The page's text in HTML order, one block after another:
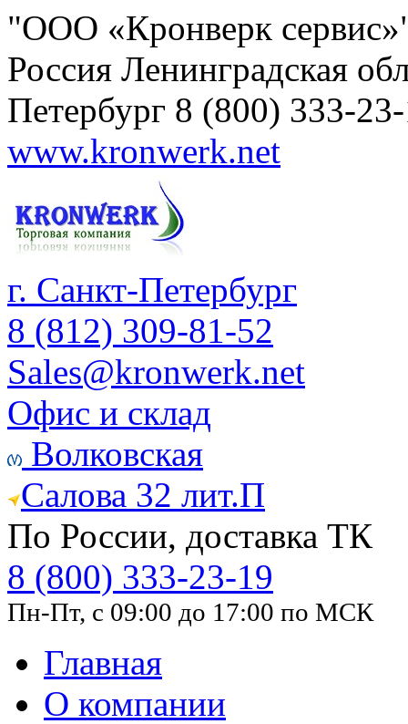
"ООО «Кронверк
Россия Ленинградская
Петербург 8 (800) 333-
www.kronwerk.net
г. Санкт-Петербург
8 (812) 309-81-52
Sales@kronwerk.net
Офис и склад
Волковская
Салова 32 лит.П
По России, доставка ТК
8 (800) 333-23-19
Пн-Пт, с 09:00 до 17:00 по МСК
Главная
О компании